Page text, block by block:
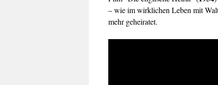
– wie im wirklichen Leben mit
mehr geheiratet.